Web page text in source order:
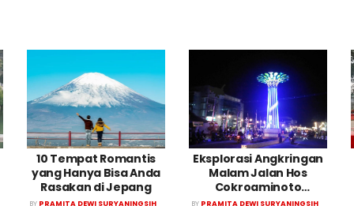
10 Tempat Romantis
yang Hanya Bisa Anda
Rasakan di Jepang
BY PRAMITA DEWI SURYANINGSIH
Eksplorasi Angkringan
Malam Jalan Hos
Cokroaminoto
Ponorogo
BY PRAMITA DEWI SURYANINGSIH